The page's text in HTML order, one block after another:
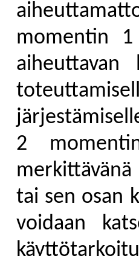
momentin
aiheuttavan
2
tai sen osan
voidaan